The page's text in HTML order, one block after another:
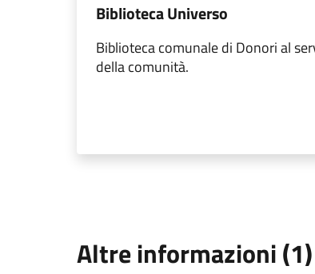
Biblioteca Universo
Biblioteca comunale di Donori al
della comunità.
Altre informazioni (1)